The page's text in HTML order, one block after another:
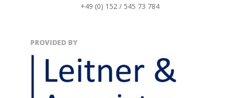
+49 (0) 152 / 545 73 784
PROVIDED BY